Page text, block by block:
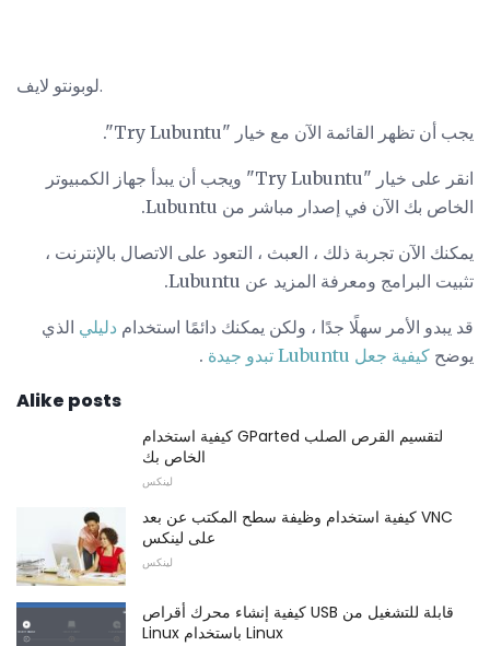
لوبونتو لايف.
يجب أن تظهر القائمة الآن مع خيار "Try Lubuntu".
انقر على خيار "Try Lubuntu" ويجب أن يبدأ جهاز الكمبيوتر
الخاص بك الآن في إصدار مباشر من Lubuntu.
يمكنك الآن تجربة ذلك ، العبث ، التعود على الاتصال بالإنترنت ،
تثبيت البرامج ومعرفة المزيد عن Lubuntu.
قد يبدو الأمر سهلًا جدًا ، ولكن يمكنك دائمًا استخدام دليلي الذي
يوضح كيفية جعل Lubuntu تبدو جيدة .
Alike posts
كيفية استخدام GParted لتقسيم القرص الصلب
الخاص بك
لينكس
كيفية استخدام وظيفة سطح المكتب عن بعد VNC
على لينكس
لينكس
كيفية إنشاء محرك أقراص USB قابلة للتشغيل من
Linux باستخدام Linux